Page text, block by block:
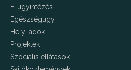
E-ügyintézés
Egészségügy
Helyi adók
Projektek
Szociális ellátások